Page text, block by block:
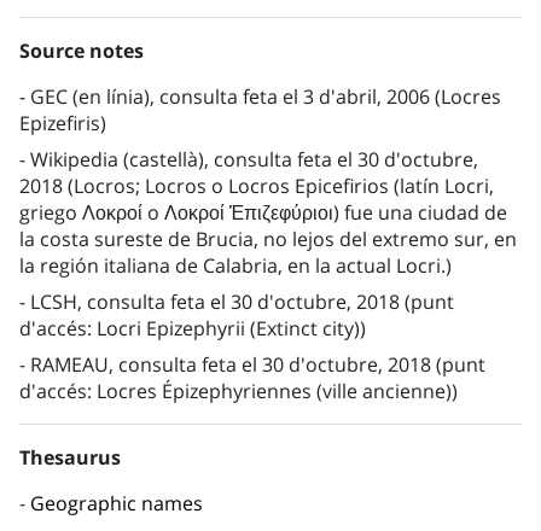
Source notes
GEC (en línia), consulta feta el 3 d'abril, 2006 (Locres
Epizefiris)
Wikipedia (castellà), consulta feta el 30 d'octubre,
2018 (Locros; Locros o Locros Epicefirios (latín Locri,
griego Λοκροί o Λοκροί Ἐπιζεφύριοι) fue una ciudad de
la costa sureste de Brucia, no lejos del extremo sur, en
la región italiana de Calabria, en la actual Locri.)
LCSH, consulta feta el 30 d'octubre, 2018 (punt
d'accés: Locri Epizephyrii (Extinct city))
RAMEAU, consulta feta el 30 d'octubre, 2018 (punt
d'accés: Locres Épizephyriennes (ville ancienne))
Thesaurus
Geographic names